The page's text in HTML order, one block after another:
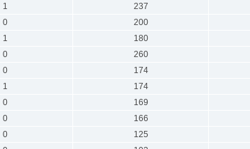
1 237
0 200
1 180
0 260
0 174
1 174
0 169
0 166
0 125